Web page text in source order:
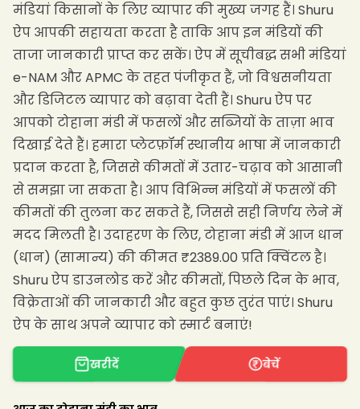
मंडियां किसानों के लिए व्यापार की मुख्य जगह हैं। Shuru
ऐप आपकी सहायता करता है ताकि आप इन मंडियों की
ताजा जानकारी प्राप्त कर सकें। ऐप में सूचीबद्ध सभी मंडियां
e-NAM और APMC के तहत पंजीकृत हैं, जो विश्वसनीयता
और डिजिटल व्यापार को बढ़ावा देती हैं। Shuru ऐप पर
आपको टोहाना मंडी में फसलों और सब्जियों के ताज़ा भाव
दिखाई देते हैं। हमारा प्लेटफ़ॉर्म स्थानीय भाषा में जानकारी
प्रदान करता है, जिससे कीमतों में उतार-चढ़ाव को आसानी
से समझा जा सकता है। आप विभिन्न मंडियों में फसलों की
कीमतों की तुलना कर सकते हैं, जिससे सही निर्णय लेने में
मदद मिलती है। उदाहरण के लिए, टोहाना मंडी में आज धान
(धान) (सामान्य) की कीमत ₹2389.00 प्रति क्विंटल है।
Shuru ऐप डाउनलोड करें और कीमतों, पिछले दिन के भाव,
विक्रेताओं की जानकारी और बहुत कुछ तुरंत पाएं। Shuru
ऐप के साथ अपने व्यापार को स्मार्ट बनाएं!
खरीदें बेचें